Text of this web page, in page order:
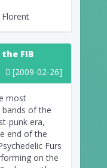
Florent
FIB
[2009-02-26]
most
of the
punk era,
end of the
Furs
on the